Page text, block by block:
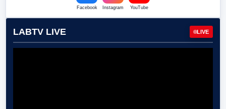
Facebook Instagram YouTube
LABTV LIVE LIVE